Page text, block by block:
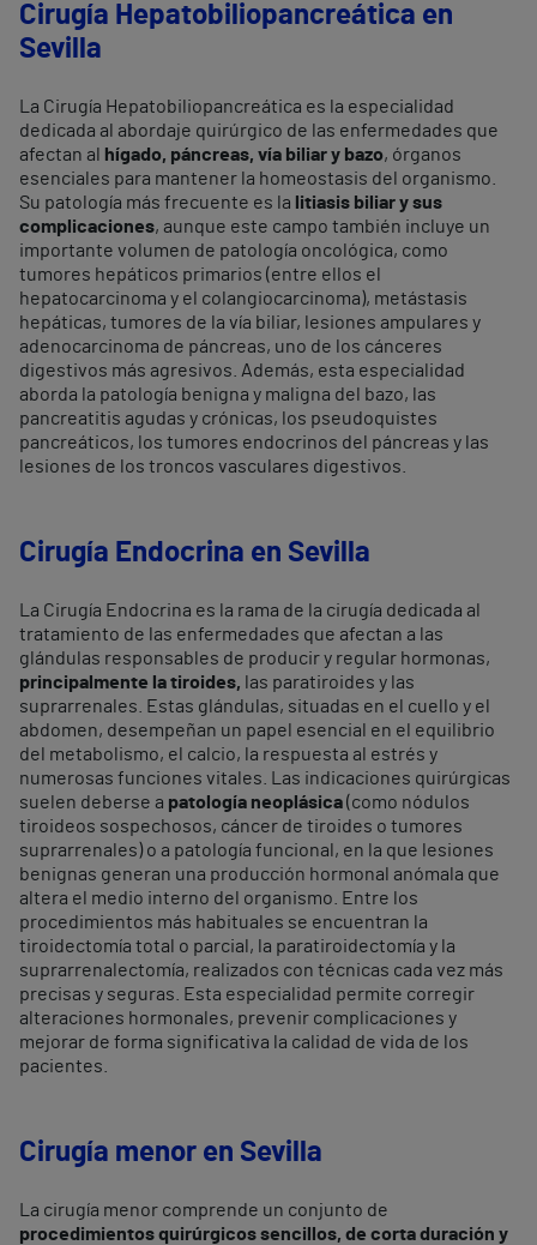
Cirugía Hepatobiliopancreática en
Sevilla
La Cirugía Hepatobiliopancreática es la especialidad
dedicada al abordaje quirúrgico de las enfermedades que
afectan al
hígado, páncreas, vía biliar y bazo, órganos
esenciales para mantener la homeostasis del organismo.
Su patología más frecuente es la litiasis biliar y sus
complicaciones, aunque este campo también incluye un
importante volumen de patología oncológica, como
tumores hepáticos primarios (entre ellos el
hepatocarcinoma y el colangiocarcinoma), metástasis
hepáticas, tumores de la vía biliar, lesiones ampulares y
adenocarcinoma de páncreas, uno de los cánceres
digestivos más agresivos. Además, esta especialidad
aborda la patología benigna y maligna del bazo, las
pancreatitis agudas y crónicas, los pseudoquistes
pancreáticos, los tumores endocrinos del páncreas y las
lesiones de los troncos vasculares digestivos.
Cirugía Endocrina en Sevilla
La Cirugía Endocrina es la rama de la cirugía dedicada al
tratamiento de las enfermedades que afectan a las
glándulas responsables de producir y regular hormonas,
principalmente la tiroides, las paratiroides y las
suprarrenales. Estas glándulas, situadas en el cuello y el
abdomen, desempeñan un papel esencial en el equilibrio
del metabolismo, el calcio, la respuesta al estrés y
numerosas funciones vitales. Las indicaciones quirúrgicas
suelen deberse a patología neoplásica(como nódulos
tiroideos sospechosos, cáncer de tiroides o tumores
suprarrenales) o a patología funcional, en la que lesiones
benignas generan una producción hormonal anómala que
altera el medio interno del organismo. Entre los
procedimientos más habituales se encuentran la
tiroidectomía total o parcial, la paratiroidectomía y la
suprarrenalectomía, realizados con técnicas cada vez más
precisas y seguras. Esta especialidad permite corregir
alteraciones hormonales, prevenir complicaciones y
mejorar de forma significativa la calidad de vida de los
pacientes.
Cirugía menor en Sevilla
La cirugía menor comprende un conjunto de
procedimientos quirúrgicos sencillos, de corta duración y